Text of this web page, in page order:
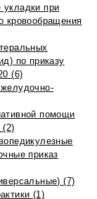
при
кровообращения
по приказу
(6)
помощи
приказ
(7)
(1)